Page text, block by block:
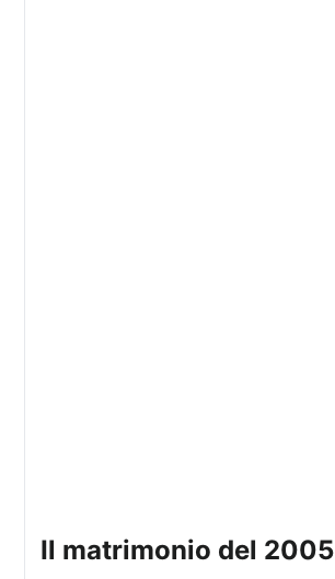
il matrimonio del 2005